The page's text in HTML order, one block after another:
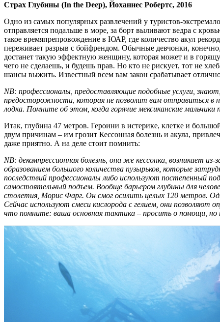
Страх Глубины (In the Deep), Йоханнес Робертс, 2016
Одно из самых популярных развлечений у туристов-
отправляется подальше в море, за борт выливают ведра с
такое времяпрепровождение в ЮАР, где количество акул
переживает разрыв с бойфрендом. Обычные девчонки,
достанет такую эффектную женщину, которая может и в
чего не сделаешь, и будешь прав. Но кто не рискует, тот не
шансы выжить. Известный всем вам закон срабатывает
NB: профессионалы, предоставляющие подобные услуги,
предосторожности, которая не позволит вам отправиться в
лодка. Помните об этом, когда горячие мексиканские
Итак, глубина 47 метров. Героини в истерике, клетке и
двум причинам – им грозит Кессонная болезнь и акула,
даже приятно. А на деле стоит помнить:
NB: декомпрессионная болезнь, она же кессонка, возникает
образованием большого количества пузырьков, которые
последствий профессионалы либо используют постепенный
самостоятельный подъем. Вообще барьером глубины для
столетия, Морис Фарг. Он смог осилить целых 120 метров.
Сейчас используют смеси кислорода с гелием, они позволяют
что помните: ваша основная тактика – просить о помощи,